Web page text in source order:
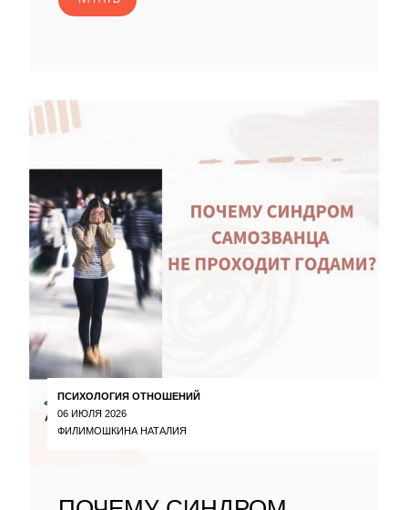
ПСИХОЛОГИЯ ОТНОШЕНИЙ
06 ИЮЛЯ 2026
ФИЛИМОШКИНА НАТАЛИЯ